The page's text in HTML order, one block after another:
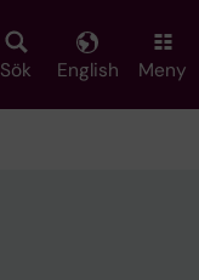
Sök English Meny